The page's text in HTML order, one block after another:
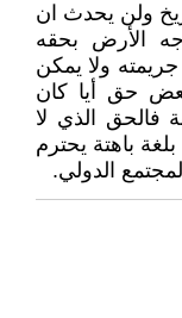
ولن يحدث ان
بحقه
ولا يمكن
حق أيا كان
فالحق الذي لا
باهتة يحترم
الدولي.